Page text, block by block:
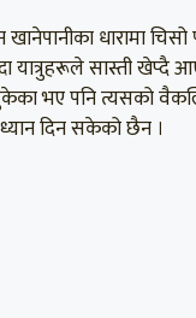
धारामा
यात्रुहरूले सास्ती
भए पनि त्यसको
दिन सकेको छैन ।